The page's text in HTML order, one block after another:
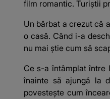
film romantic. Turiștii
Un bărbat a crezut că
o casă. Când i-a
nu mai știe cum să
Ce s-a întâmplat între
înainte să ajungă la
povestește cum